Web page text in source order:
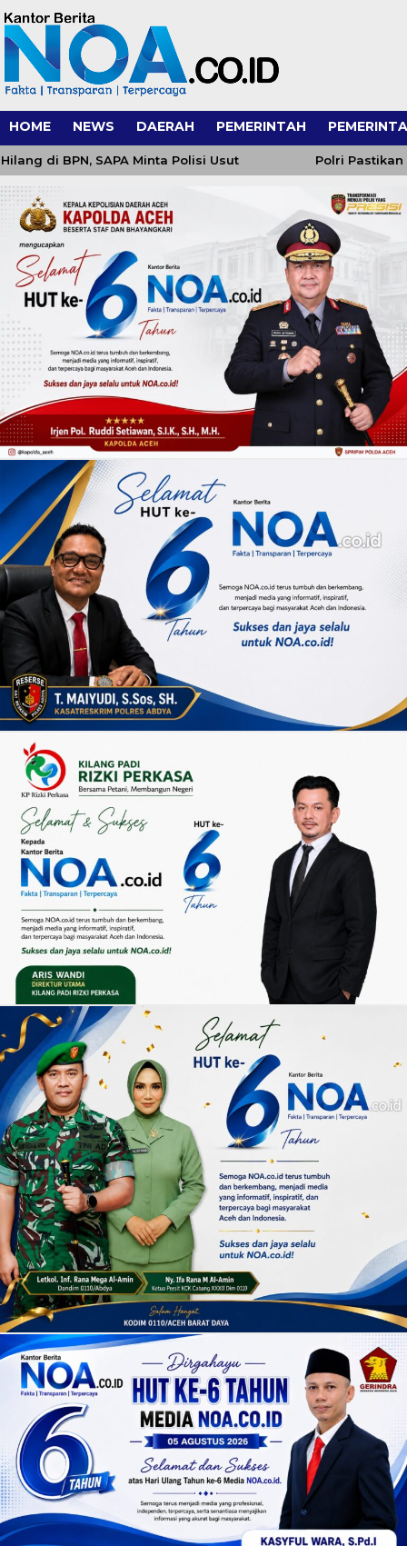
HOME NEWS DAERAH PEMERINTAH
SAPA Minta Polisi Usut Polri Pastikan